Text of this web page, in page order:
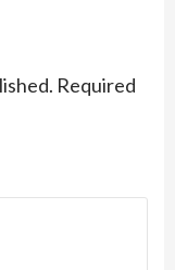
Required